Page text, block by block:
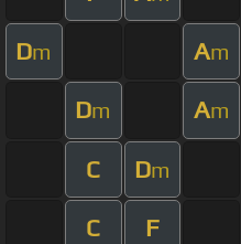
Dm Am
Dm Am
C Dm
C F